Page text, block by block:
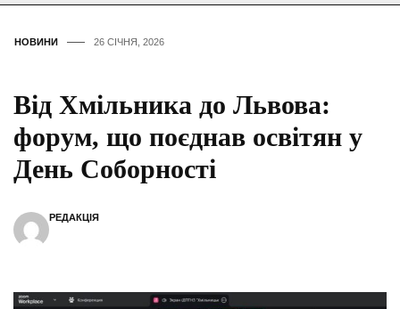
НОВИНИ 26 СІЧНЯ, 2026
Від Хмільника до Львова:
форум, що поєднав освітян у
День Соборності
РЕДАКЦІЯ